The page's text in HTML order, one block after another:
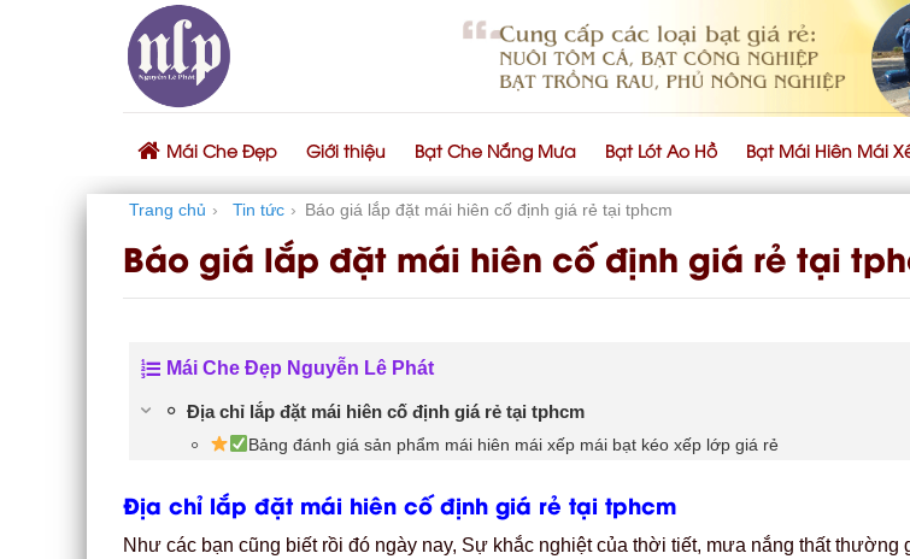
Mái Che Đẹp Giới thiệu Bạt Che Nắng Mưa Bạt Lót Ao Hồ Bạt Mái Hiên Mái
Trang chủ › Tin tức › Báo giá lắp đặt mái hiên cố định giá rẻ tại tphcm
Báo giá lắp đặt mái hiên cố định giá rẻ tại
Mái Che Đẹp Nguyễn Lê Phát
Địa chỉ lắp đặt mái hiên cố định giá rẻ tại tphcm
Bảng đánh giá sản phẩm mái hiên mái xếp mái bạt kéo xếp lớp giá rẻ
Địa chỉ lắp đặt mái hiên cố định giá rẻ tại tphcm
Như các bạn cũng biết rồi đó ngày nay, Sự khắc nghiệt của thời tiết, mưa nắng thất thường